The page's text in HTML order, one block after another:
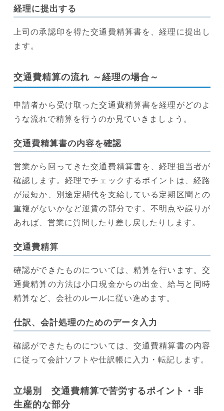
経理に提出する
上司の承認印を得た交通費精算書を、経理に提出し
ます。
交通費精算の流れ ～経理の場合～
申請者から受け取った交通費精算書を経理がどのよ
うな流れで精算を行うのか見ていきましょう。
交通費精算書の内容を確認
営業から回ってきた交通費精算書を、経理担当者が
確認します。経理でチェックするポイントは、経路
が最短か、別途定期代を支給している定期区間との
重複がないかなど運賃の部分です。不明点や誤りが
あれば、営業に質問したり差し戻したりします。
交通費精算
確認ができたものについては、精算を行います。交
通費精算の方法は小口現金からの出金、給与と同時
精算など、会社のルールに従い進めます。
仕訳、会計処理のためのデータ入力
確認ができたものについては、交通費精算書の内容
に従って会計ソフトや仕訳帳に入力・転記します。
立場別 交通費精算で苦労するポイント・非
生産的な部分